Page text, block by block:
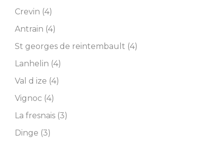
Crevin (4)
Antrain (4)
St georges de reintembault (4)
Lanhelin (4)
Val d ize (4)
Vignoc (4)
La fresnais (3)
Dinge (3)